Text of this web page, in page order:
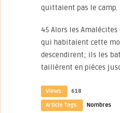
quittaient pas le camp.
45 Alors les Amalécites
qui habitaient cette
descendirent; ils les
taillèrent en pièces
Views:
618
Article Tags:
Nombres